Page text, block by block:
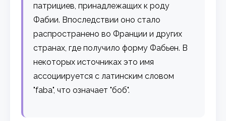
патрициев, принадлежащих к роду
Фабии. Впоследствии оно стало
распространено во Франции и других
странах, где получило форму Фабьен. В
некоторых источниках это имя
ассоциируется с латинским словом
"faba", что означает "боб".